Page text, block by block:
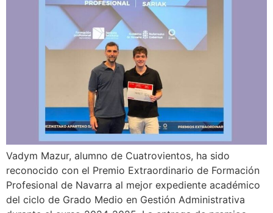
Vadym Mazur, alumno de Cuatrovientos, ha sido
reconocido con el Premio Extraordinario de Formación
Profesional de Navarra al mejor expediente académico
del ciclo de Grado Medio en Gestión Administrativa